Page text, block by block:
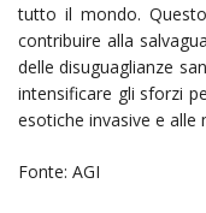
tutto il mondo.
contribuire alla
delle disuguaglianze
intensificare gli sforzi
esotiche invasive e alle
Fonte: AGI